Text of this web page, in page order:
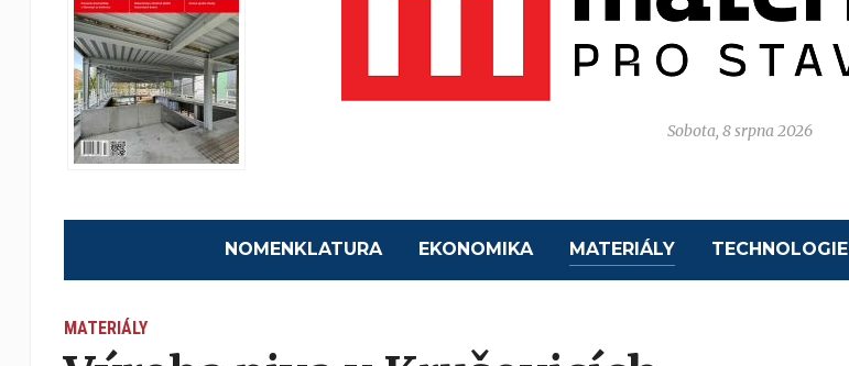
Sobota, 8 srpna 2026
NOMENKLATURA EKONOMIKA MATERIÁLY TECHNOLOGIE
MATERIÁLY